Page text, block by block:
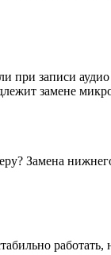
при записи
замене
Замена
работать,